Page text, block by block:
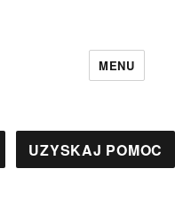
MENU
UZYSKAJ POMOC